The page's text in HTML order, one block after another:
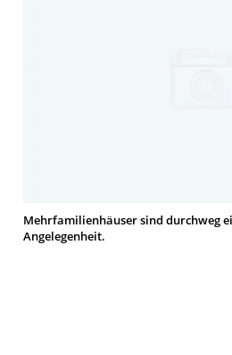
Mehrfamilienhäuser sind durchweg
Angelegenheit.